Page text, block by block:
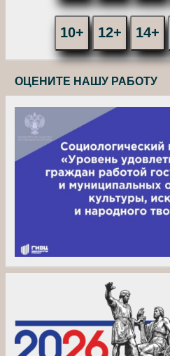
10+ 12+ 14+
ОЦЕНИТЕ НАШУ РАБОТУ